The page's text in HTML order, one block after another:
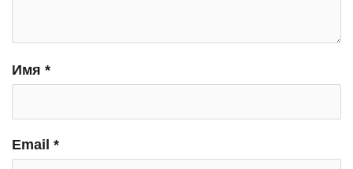
Имя *
Email *